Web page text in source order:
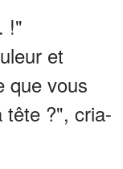
!"
et
que vous
tête ?", cria-